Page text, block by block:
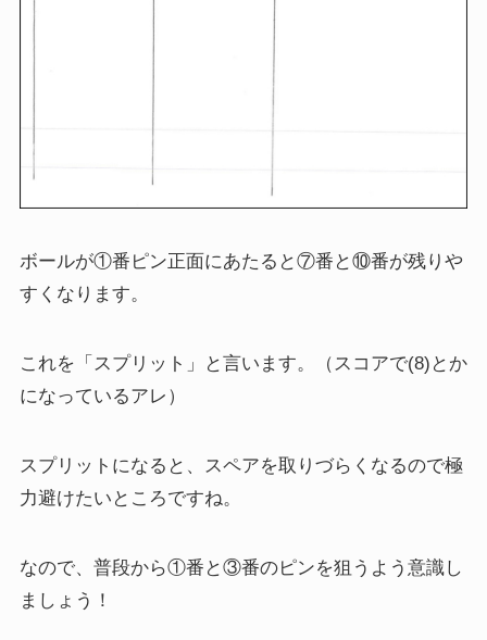
ボールが①番ピン正面にあたると⑦番と⑩番が残りや
すくなります。
これを「スプリット」と言います。（スコアで(8)とか
になっているアレ）
スプリットになると、スペアを取りづらくなるので極
力避けたいところですね。
なので、普段から①番と③番のピンを狙うよう意識し
ましょう！